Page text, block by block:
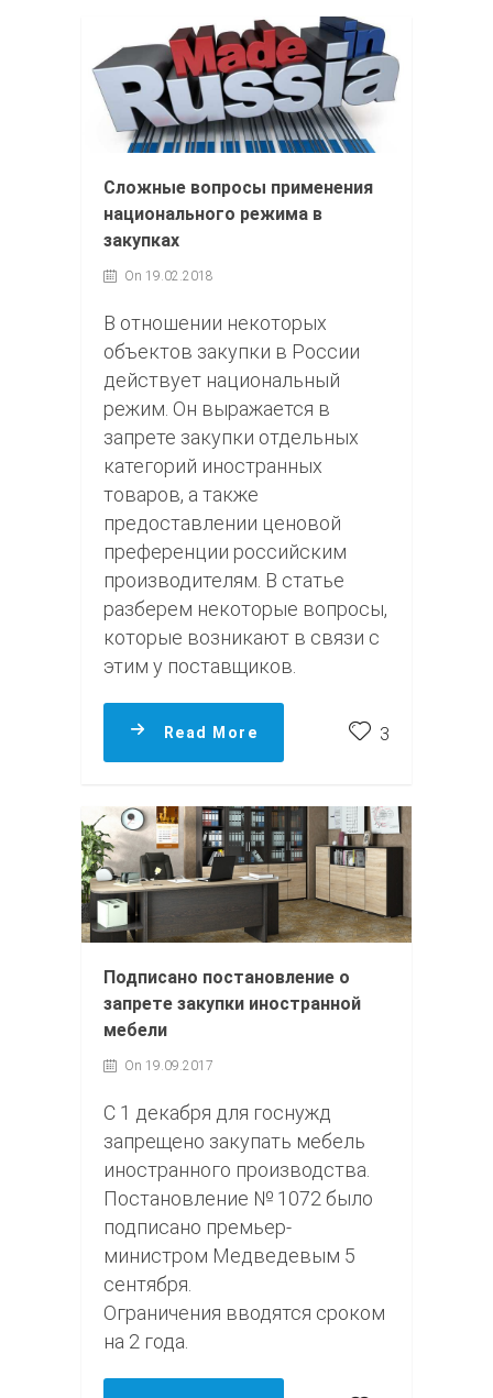
Сложные вопросы применения
национального режима в
закупках
On 19.02.2018
В отношении некоторых
объектов закупки в России
действует национальный
режим. Он выражается в
запрете закупки отдельных
категорий иностранных
товаров, а также
предоставлении ценовой
преференции российским
производителям. В статье
разберем некоторые вопросы,
которые возникают в связи с
этим у поставщиков.
Read More 3
Подписано постановление о
запрете закупки иностранной
мебели
On 19.09.2017
С 1 декабря для госнужд
запрещено закупать мебель
иностранного производства.
Постановление № 1072 было
подписано премьер-
министром Медведевым 5
сентября.
Ограничения вводятся сроком
на 2 года.